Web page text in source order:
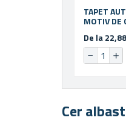
TAPET
MOTIV DE
De la
Cer